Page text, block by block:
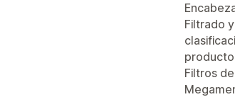
Filtrado y
Filtros